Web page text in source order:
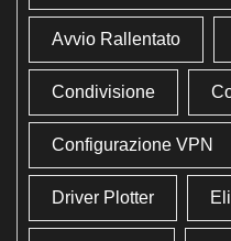
Avvio Rallentato
Condivisione
Configurazione VPN
Driver Plotter